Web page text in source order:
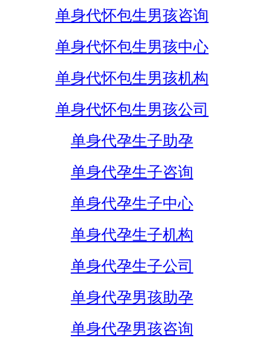
单身代怀包生男孩咨询
单身代怀包生男孩中心
单身代怀包生男孩机构
单身代怀包生男孩公司
单身代孕生子助孕
单身代孕生子咨询
单身代孕生子中心
单身代孕生子机构
单身代孕生子公司
单身代孕男孩助孕
单身代孕男孩咨询